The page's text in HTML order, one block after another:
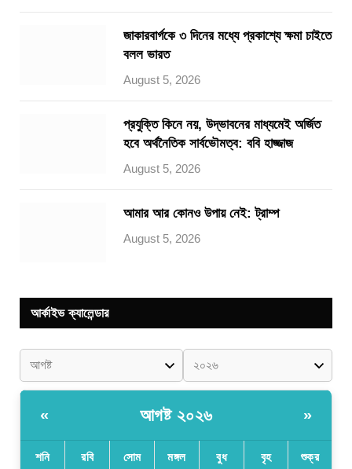
জাকারবার্গকে ৩ দিনের মধ্যে প্রকাশ্যে ক্ষমা চাইতে
বলল ভারত
August 5, 2026
প্রযুক্তি কিনে নয়, উদ্ভাবনের মাধ্যমেই অর্জিত
হবে অর্থনৈতিক সার্বভৌমত্ব: ববি হাজ্জাজ
August 5, 2026
আমার আর কোনও উপায় নেই: ট্রাম্প
August 5, 2026
আর্কাইভ ক্যালেন্ডার
« আগষ্ট ২০২৬ »
শনি রবি সোম মঙ্গল বুধ বৃহ শুক্র